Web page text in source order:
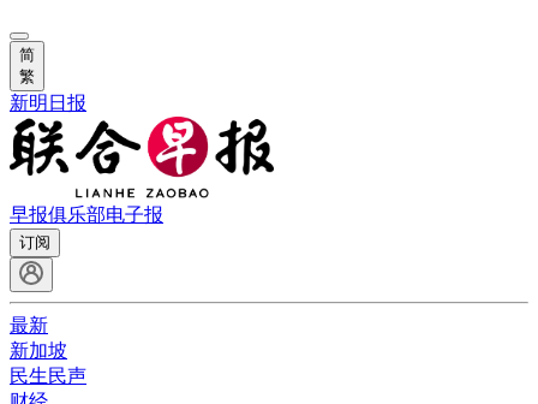
简
繁
新明日报
早报俱乐部电子报
订阅
最新
新加坡
民生民声